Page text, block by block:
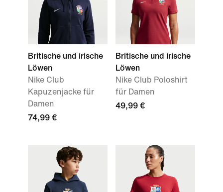
Britische und irische
Löwen
Nike Club
Kapuzenjacke für
Damen
74,99 €
Britische und irische
Löwen
Nike Club Poloshirt
für Damen
49,99 €